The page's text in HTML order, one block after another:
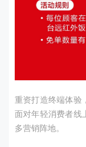
重资打造终端体验
面对年轻消费者线
多营销阵地。